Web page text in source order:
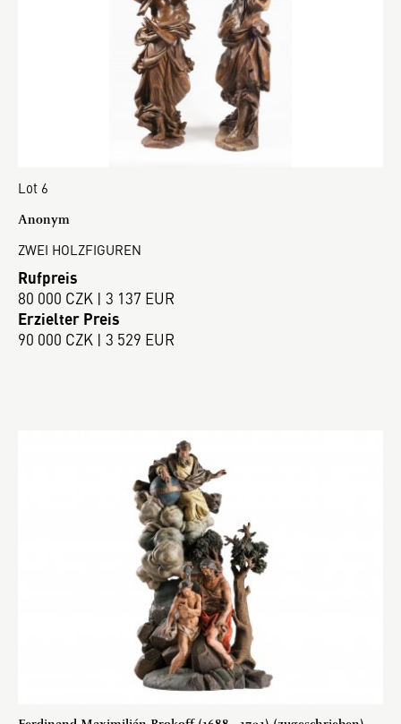
Lot 6
Anonym
ZWEI HOLZFIGUREN
Rufpreis
80 000 CZK | 3 137 EUR
Erzielter Preis
90 000 CZK | 3 529 EUR